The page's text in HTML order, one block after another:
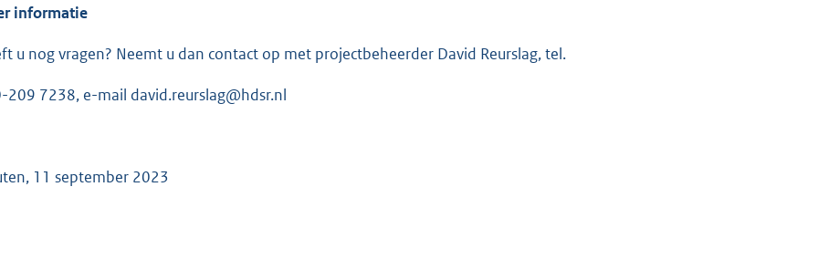
informatie
u nog vragen? Neemt u dan contact op met projectbeheerder David Reurslag, tel.
209 7238, e-mail david.reurslag@hdsr.nl
11 september 2023